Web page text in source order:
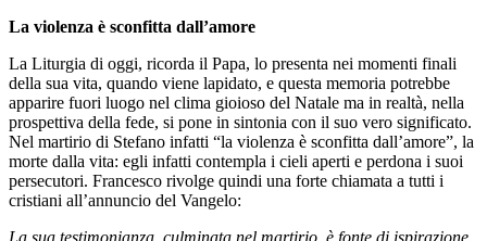
La violenza è sconfitta dall’amore
La Liturgia di oggi, ricorda il Papa, lo presenta nei momenti finali
della sua vita, quando viene lapidato, e questa memoria potrebbe
apparire fuori luogo nel clima gioioso del Natale ma in realtà, nella
prospettiva della fede, si pone in sintonia con il suo vero significato.
Nel martirio di Stefano infatti “la violenza è sconfitta dall’amore”, la
morte dalla vita: egli infatti contempla i cieli aperti e perdona i suoi
persecutori. Francesco rivolge quindi una forte chiamata a tutti i
cristiani all’annuncio del Vangelo:
La sua testimonianza, culminata nel martirio, è fonte di ispirazione